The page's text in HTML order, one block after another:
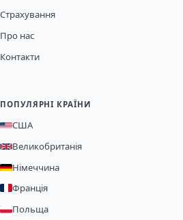
Страхування
Про нас
Контакти
ПОПУЛЯРНІ КРАЇНИ
США
Великобританія
Німеччина
Франція
Польща